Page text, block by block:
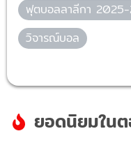
ฟุตบอลลาลีกา
วิจารณ์บอล
ยอดนิยมใน